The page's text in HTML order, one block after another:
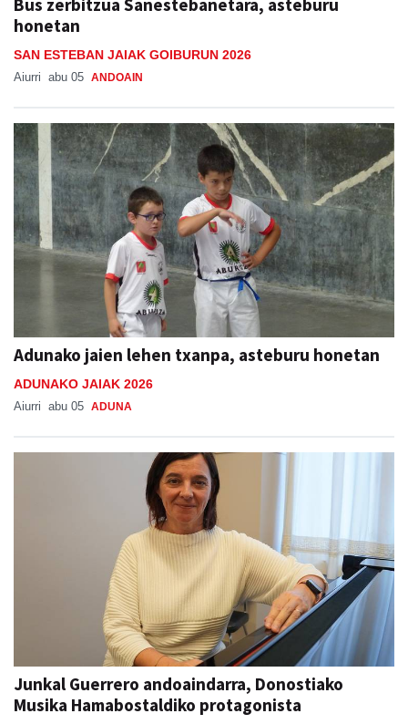
Bus zerbitzua Sanestebanetara, asteburu
honetan
SAN ESTEBAN JAIAK GOIBURUN 2026
Aiurri abu 05 ANDOAIN
Adunako jaien lehen txanpa, asteburu honetan
ADUNAKO JAIAK 2026
Aiurri abu 05 ADUNA
Junkal Guerrero andoaindarra, Donostiako
Musika Hamabostaldiko protagonista